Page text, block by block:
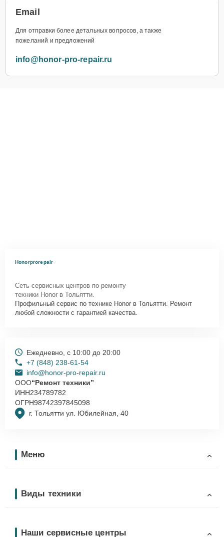
Email
Для отправки более детальных вопросов, а также
пожеланий и предложений
info@honor-pro-repair.ru
Honorprorepair
Сеть сервисных центров по ремонту
техники Honor в Тольятти.
Профильный сервис по технике Honor в Тольятти. Ремонт
любой сложности с гарантией качества.
г. Тольятти ул. Юбилейная, 40
Ежедневно, с 10:00 до 20:00
+7 (848) 238-61-54
info@honor-pro-repair.ru
ООО“Ремонт техники”
ИНН234789782
ОГРН98742397845098
Меню
Виды техники
Наши сервисные центры